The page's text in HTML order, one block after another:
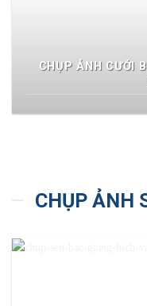
CHỤP ẢNH CƯỚI
CHỤP ẢNH